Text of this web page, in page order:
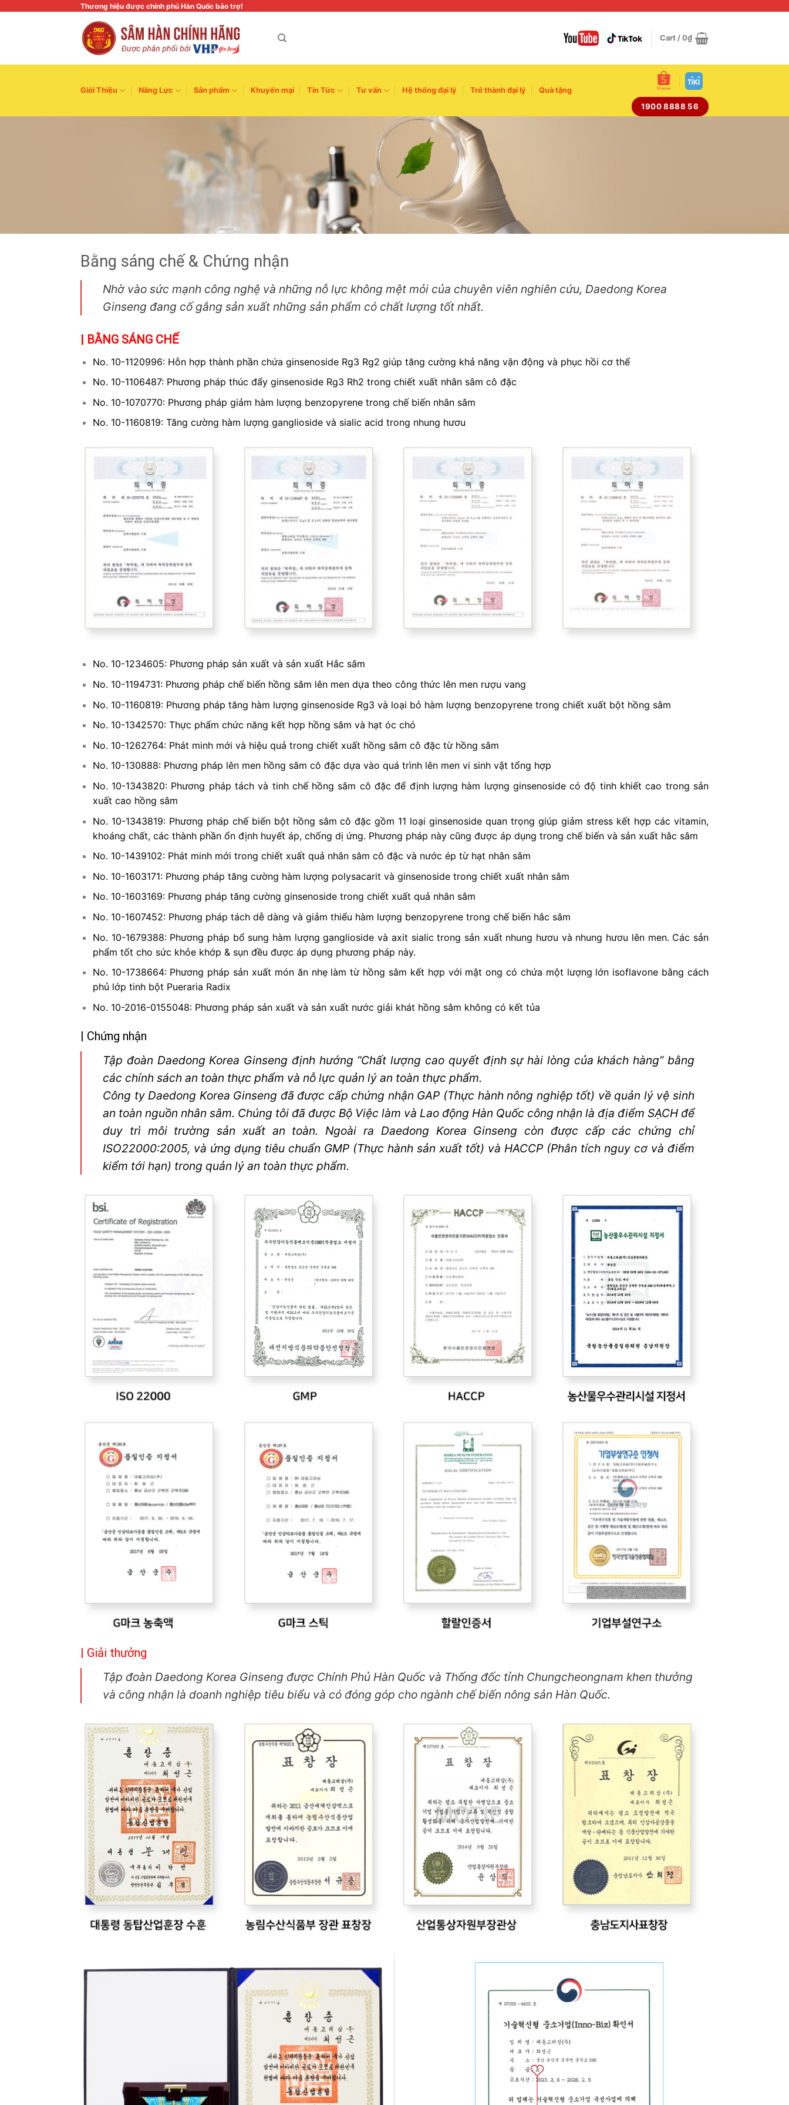
Thương hiệu được chính phủ Hàn Quốc bảo trợ!
Cart / 0₫
Giới Thiệu Năng Lực Sản phẩm Khuyến mại Tin Tức Tư vấn Hệ thống đại lý Trở thành đại lý Quà tặng
1900 8888 56
Bằng sáng chế & Chứng nhận
Nhờ vào sức mạnh công nghệ và những nỗ lực không mệt mỏi của chuyên viên nghiên cứu, Daedong Korea
Ginseng đang cố gắng sản xuất những sản phẩm có chất lượng tốt nhất.
| BẰNG SÁNG CHẾ
No. 10-1120996: Hỗn hợp thành phần chứa ginsenoside Rg3 Rg2 giúp tăng cường khả năng vận động và phục hồi cơ thể
No. 10-1106487: Phương pháp thúc đẩy ginsenoside Rg3 Rh2 trong chiết xuất nhân sâm cô đặc
No. 10-1070770: Phương pháp giảm hàm lượng benzopyrene trong chế biến nhân sâm
No. 10-1160819: Tăng cường hàm lượng ganglioside và sialic acid trong nhung hươu
No. 10-1234605: Phương pháp sản xuất và sản xuất Hắc sâm
No. 10-1194731: Phương pháp chế biến hồng sâm lên men dựa theo công thức lên men rượu vang
No. 10-1160819: Phương pháp tăng hàm lượng ginsenoside Rg3 và loại bỏ hàm lượng benzopyrene trong chiết xuất bột hồng sâm
No. 10-1342570: Thực phẩm chức năng kết hợp hồng sâm và hạt óc chó
No. 10-1262764: Phát minh mới và hiệu quả trong chiết xuất hồng sâm cô đặc từ hồng sâm
No. 10-130888: Phương pháp lên men hồng sâm cô đặc dựa vào quá trình lên men vi sinh vật tổng hợp
No. 10-1343820: Phương pháp tách và tinh chế hồng sâm cô đặc để định lượng hàm lượng ginsenoside có độ tinh khiết cao trong sản
xuất cao hồng sâm
No. 10-1343819: Phương pháp chế biến bột hồng sâm cô đặc gồm 11 loại ginsenoside quan trọng giúp giảm stress kết hợp các vitamin,
khoáng chất, các thành phần ổn định huyết áp, chống dị ứng. Phương pháp này cũng được áp dụng trong chế biến và sản xuất hắc sâm
No. 10-1439102: Phát minh mới trong chiết xuất quả nhân sâm cô đặc và nước ép từ hạt nhân sâm
No. 10-1603171: Phương pháp tăng cường hàm lượng polysacarit và ginsenoside trong chiết xuất nhân sâm
No. 10-1603169: Phương pháp tăng cường ginsenoside trong chiết xuất quả nhân sâm
No. 10-1607452: Phương pháp tách dễ dàng và giảm thiểu hàm lượng benzopyrene trong chế biến hắc sâm
No. 10-1679388: Phương pháp bổ sung hàm lượng ganglioside và axit sialic trong sản xuất nhung hươu và nhung hươu lên men. Các sản
phẩm tốt cho sức khỏe khớp & sụn đều được áp dụng phương pháp này.
No. 10-1738664: Phương pháp sản xuất món ăn nhẹ làm từ hồng sâm kết hợp với mật ong có chứa một lượng lớn isoflavone bằng cách
phủ lớp tinh bột Pueraria Radix
No. 10-2016-0155048: Phương pháp sản xuất và sản xuất nước giải khát hồng sâm không có kết tủa
| Chứng nhận
Tập đoàn Daedong Korea Ginseng định hướng “Chất lượng cao quyết định sự hài lòng của khách hàng” bằng
các chính sách an toàn thực phẩm và nỗ lực quản lý an toàn thực phẩm.
Công ty Daedong Korea Ginseng đã được cấp chứng nhận GAP (Thực hành nông nghiệp tốt) về quản lý vệ sinh
an toàn nguồn nhân sâm. Chúng tôi đã được Bộ Việc làm và Lao động Hàn Quốc công nhận là địa điểm SẠCH để
duy trì môi trường sản xuất an toàn. Ngoài ra Daedong Korea Ginseng còn được cấp các chứng chỉ
ISO22000:2005, và ứng dụng tiêu chuẩn GMP (Thực hành sản xuất tốt) và HACCP (Phân tích nguy cơ và điểm
kiểm tới hạn) trong quản lý an toàn thực phẩm.
| Giải thưởng
Tập đoàn Daedong Korea Ginseng được Chính Phủ Hàn Quốc và Thống đốc tỉnh Chungcheongnam khen thưởng
và công nhận là doanh nghiệp tiêu biểu và có đóng góp cho ngành chế biến nông sản Hàn Quốc.